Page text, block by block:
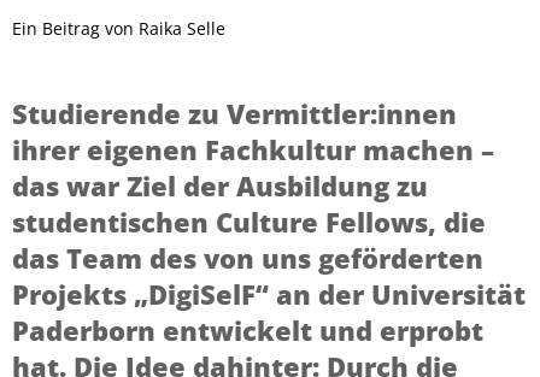
Ein Beitrag von Raika Selle
Studierende zu Vermittler:innen
ihrer eigenen Fachkultur machen –
das war Ziel der Ausbildung zu
studentischen Culture Fellows, die
das Team des von uns geförderten
Projekts „DigiSelF“ an der Universität
Paderborn entwickelt und erprobt
hat. Die Idee dahinter: Durch die